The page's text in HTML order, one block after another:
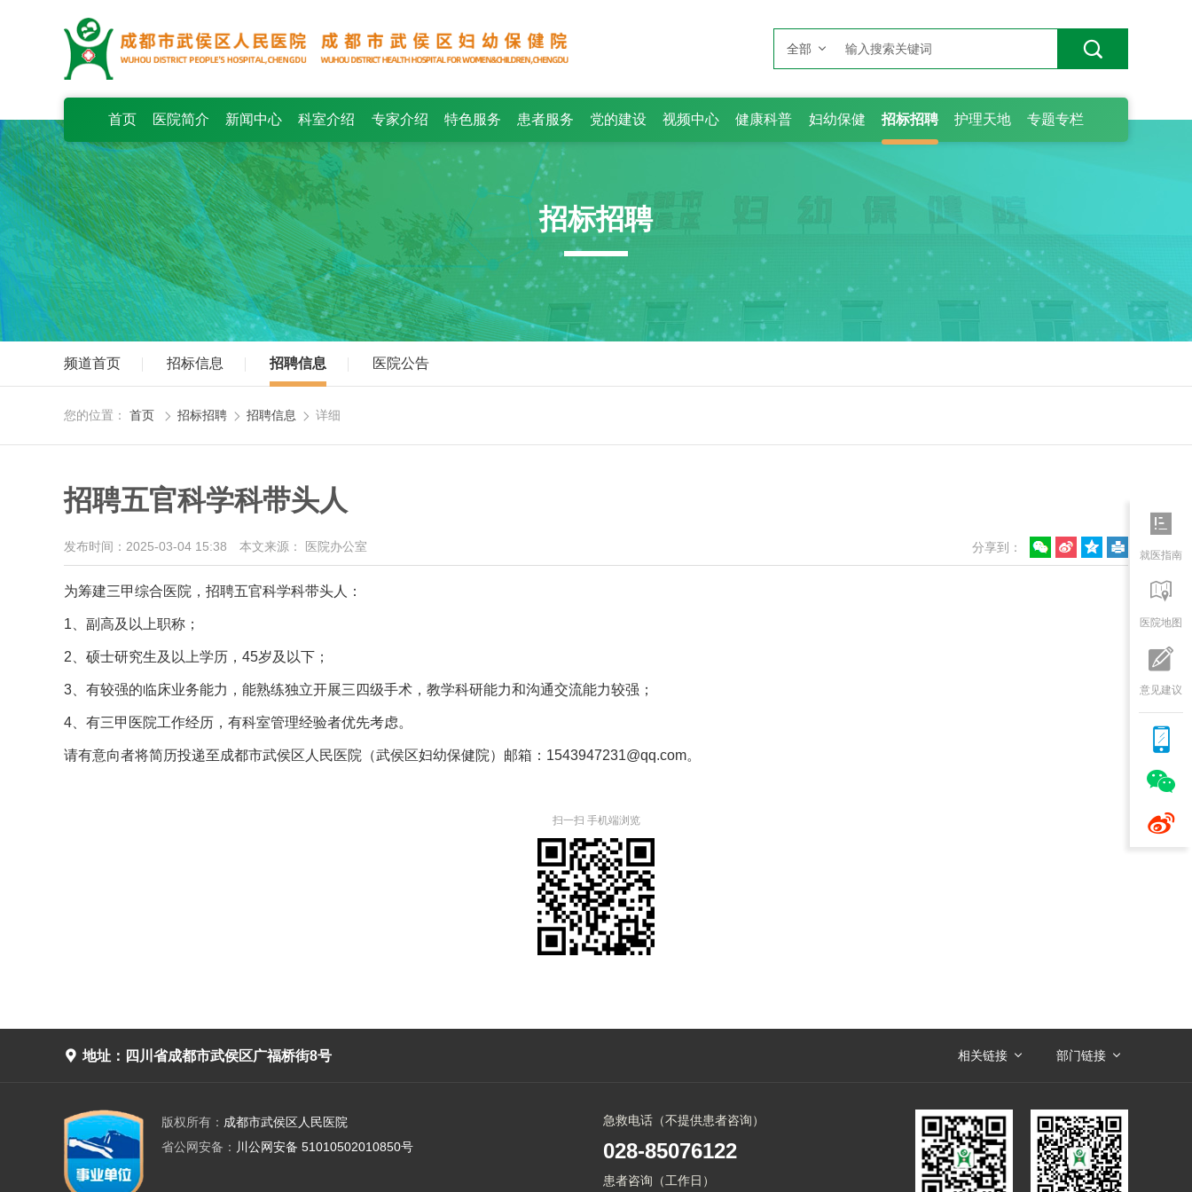
全部 
首页 医院简介 新闻中心 科室介绍 专家介绍 特色服务 患者服务 党的建设 视频中心 健康科普 妇幼保健 招标招聘 护理天地 专题专栏
招标招聘
频道首页 招标信息 招聘信息 医院公告
您的位置： 首页  招标招聘  招聘信息  详细
招聘五官科学科带头人
发布时间：2025-03-04 15:38 本文来源： 医院办公室 分享到：
为筹建三甲综合医院，招聘五官科学科带头人：
1、副高及以上职称；
2、硕士研究生及以上学历，45岁及以下；
3、有较强的临床业务能力，能熟练独立开展三四级手术，教学科研能力和沟通交流能力较强；
4、有三甲医院工作经历，有科室管理经验者优先考虑。
请有意向者将简历投递至成都市武侯区人民医院（武侯区妇幼保健院）邮箱：1543947231@qq.com。
扫一扫 手机端浏览
 地址：四川省成都市武侯区广福桥街8号 相关链接 部门链接
版权所有： 成都市武侯区人民医院
省公网安备： 川公网安备 51010502010850号
急救电话（不提供患者咨询）
028-85076122
患者咨询（工作日）

就医指南

医院地图

意见建议


